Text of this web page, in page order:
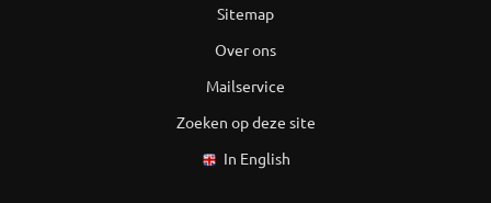
Sitemap
Over ons
Mailservice
Zoeken op deze site
In English